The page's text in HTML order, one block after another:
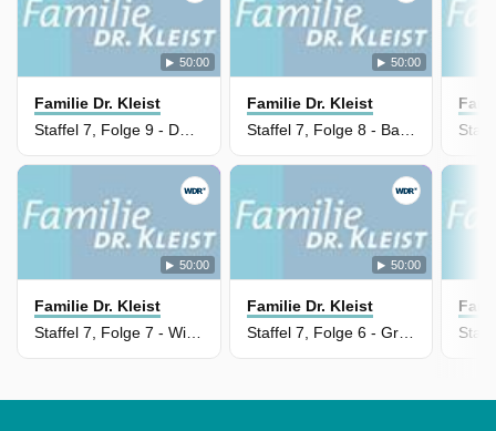
50:00
Familie Dr. Kleist
Staffel 7, Folge 9 - Das macht uns nur stärker
50:00
Familie Dr. Kleist
Staffel 7, Folge 8 - Banges Warten
50:00
Familie Dr. Kleist
50:00
Familie Dr. Kleist
Staffel 7, Folge 6 - Große Kinder, große Probleme